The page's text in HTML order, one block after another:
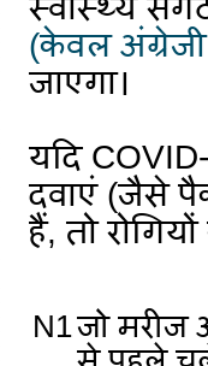
(केवल
जाएगा।
यदि
दवाएं (जैसे
हैं, तो
N1जो मरीज